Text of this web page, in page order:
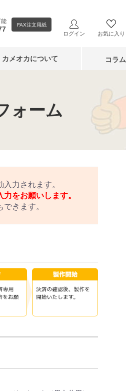
能
FAX注文用紙
ログイン お気に入り
カメオカについて コラム
ォーム
力されます。
をお願いします。
きます。